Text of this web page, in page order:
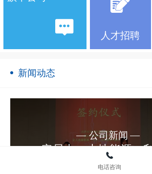
人才招聘
新闻动态
公司新闻
安居办、大地能源、
股举行战略合作签约
电话咨询